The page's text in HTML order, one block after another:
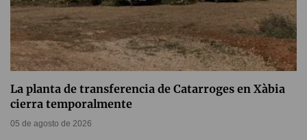
La planta de transferencia de Catarroges en Xàbia
cierra temporalmente
05 de agosto de 2026